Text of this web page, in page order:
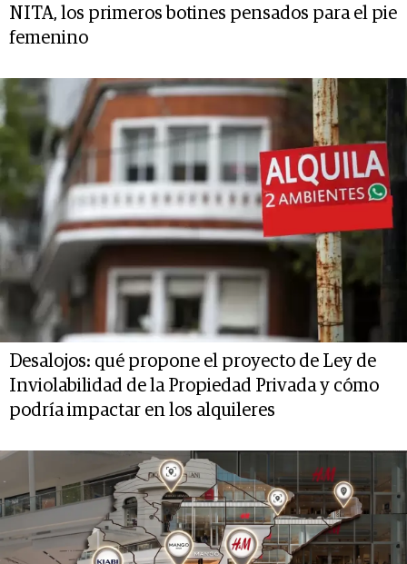
NITA, los primeros botines pensados para el pie
femenino
Desalojos: qué propone el proyecto de Ley de
Inviolabilidad de la Propiedad Privada y cómo
podría impactar en los alquileres